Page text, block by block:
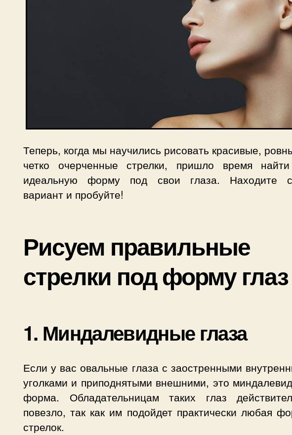
Теперь, когда мы научились рисовать красивые,
четко очерченные стрелки, пришло время
идеальную форму под свои глаза. Находите
вариант и пробуйте!
Рисуем правильные
стрелки под форму глаз
1. Миндалевидные глаза
Если у вас овальные глаза с заостренными
уголками и приподнятыми внешними, это
форма. Обладательницам таких глаз
повезло, так как им подойдет практически любая
стрелок.